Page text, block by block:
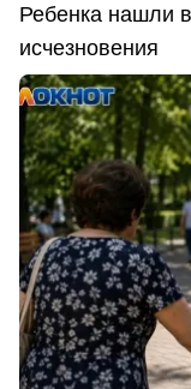
Ребенка нашли
исчезновения